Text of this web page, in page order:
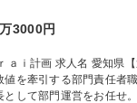
3000円
送事業部長】大きな裁
る部門責任者職 仕事の内容 運送事業を
として部門運営をお任せ